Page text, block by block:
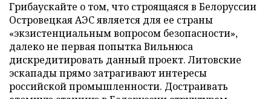
Грибаускайте о том, что строящаяся в Белоруссии
Островецкая АЭС является для ее страны
«экзистенциальным вопросом безопасности»,
далеко не первая попытка Вильнюса
дискредитировать данный проект. Литовские
эскапады прямо затрагивают интересы
российской промышленности. Достраивать